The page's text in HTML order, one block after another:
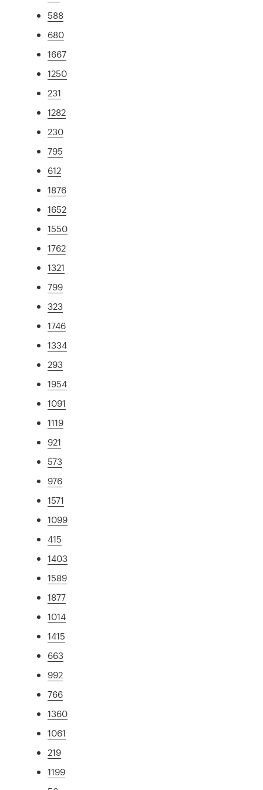
588
680
1667
1250
231
1282
230
795
612
1876
1652
1550
1762
1321
799
323
1746
1334
293
1954
1091
1119
921
573
976
1571
1099
415
1403
1589
1877
1014
1415
663
992
766
1360
1061
219
1199